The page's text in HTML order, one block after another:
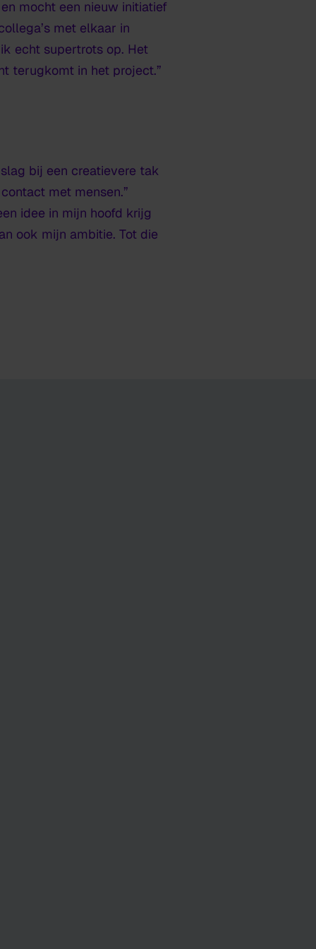
mocht een nieuw initiatief
met elkaar in
echt supertrots op. Het
terugkomt in het project.”
bij een creatievere tak
met mensen.”
idee in mijn hoofd krijg
ook mijn ambitie. Tot die